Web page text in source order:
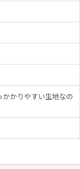
かりやすい生地なの